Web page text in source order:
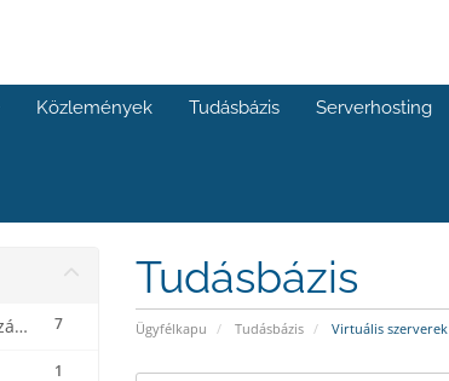
Közlemények Tudásbázis Serverhosting
Tudásbázis
Ügyfélkapu Tudásbázis Virtuális szerverek
7
Árak, számlázás, számlázás és kedvezmények
1